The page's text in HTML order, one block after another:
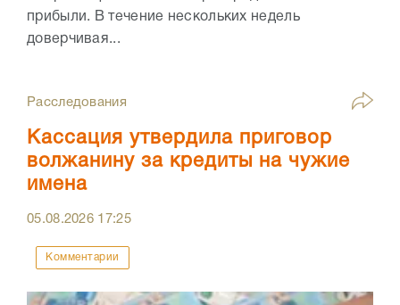
прибыли. В течение нескольких недель
доверчивая...
Расследования
Кассация утвердила приговор
волжанину за кредиты на чужие
имена
05.08.2026 17:25
Комментарии